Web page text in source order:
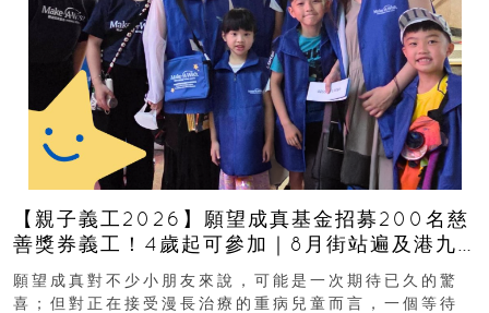
【親子義工2026】願望成真基金招募200名慈
善獎券義工！4歲起可參加｜8月街站遍及港九
新界
願望成真對不少小朋友來說，可能是一次期待已久的驚
喜；但對正在接受漫長治療的重病兒童而言，一個等待